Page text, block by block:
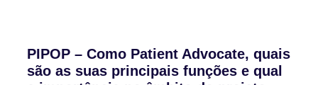
PIPOP – Como Patient Advocate, quais
são as suas principais funções e qual